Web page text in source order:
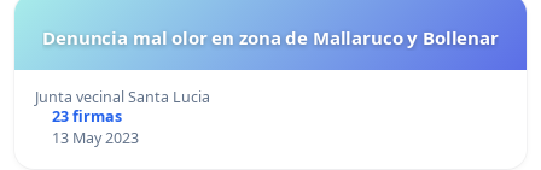
Denuncia mal olor en zona de Mallaruco y Bollenar
Junta vecinal Santa Lucia
23 firmas
13 May 2023